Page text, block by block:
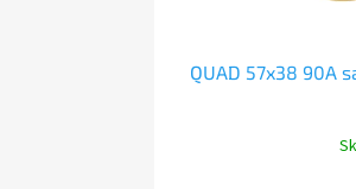
QUAD 57x38 90A